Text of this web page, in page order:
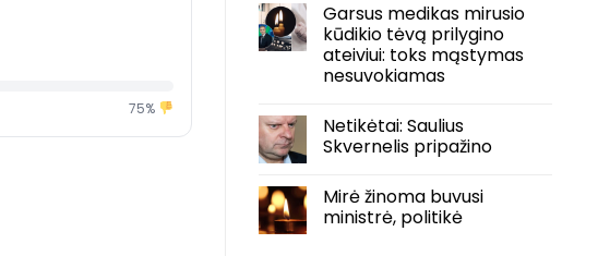
75%
Garsus medikas mirusio
kūdikio tėvą prilygino
ateiviui: toks mąstymas
nesuvokiamas
Netikėtai: Saulius
Skvernelis pripažino
Mirė žinoma buvusi
ministrė, politikė